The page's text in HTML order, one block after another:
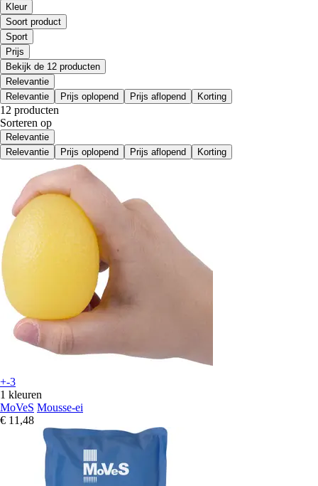
Kleur
Soort product
Sport
Prijs
Bekijk de 12 producten
Relevantie
Relevantie
Prijs oplopend Prijs aflopend Korting
12 producten
Sorteren op
Relevantie
Relevantie
Prijs oplopend Prijs aflopend Korting
+-3
1 kleuren
MoVeS Mousse-ei
€ 11,48